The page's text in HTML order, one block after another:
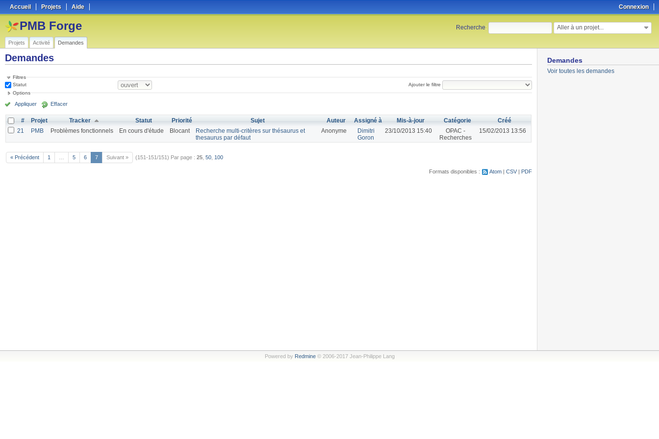
Connexion
Accueil Projets Aide
Recherche: Aller à un projet...
PMB Forge
Projets Activité Demandes
Demandes
Voir toutes les demandes
Demandes
Filtres
Statut
Ajouter le filtre
Options
Appliquer Effacer
# Projet Tracker Statut Priorité Sujet Auteur Assigné à Mis-à-jour Catégorie
Créé
21
PMB Problèmes fonctionnels En cours d'étude Blocant
Recherche multi-critères sur thésaurus et
thesaurus par défaut
Anonyme
Dimitri
Goron
23/10/2013 15:40
OPAC -
Recherches
15/02/2013 13:56
« Précédent 1 5 6 7 Suivant » (151-151/151) Par page : 25 50 100
Formats disponibles : Atom CSV PDF
Powered by Redmine© 2006-2017 Jean-Philippe Lang